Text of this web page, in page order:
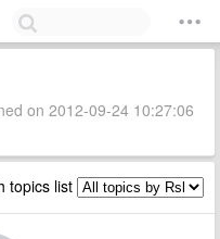
on 2012-09-24 10:27:06
topics list